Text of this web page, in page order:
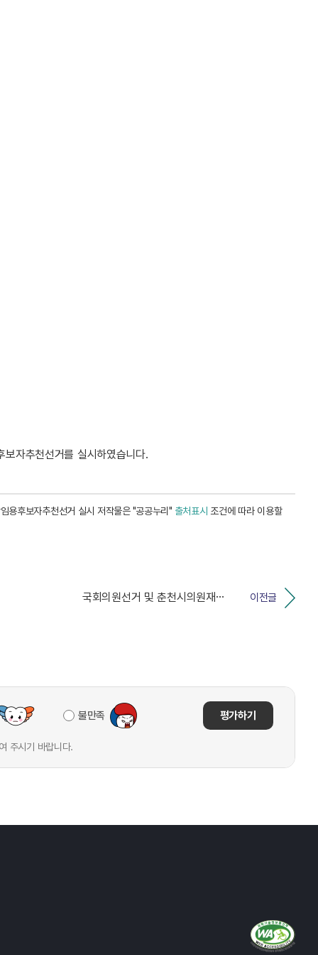
자추천선거를 실시하였습니다.
용후보자추천선거 실시 저작물은 "공공누리" 출처표시 조건에 따라 이용할
이전글
국회의원선거 및 춘천시의원재선거 입후보설명회 개최
불만족 평가하기
주시기 바랍니다.